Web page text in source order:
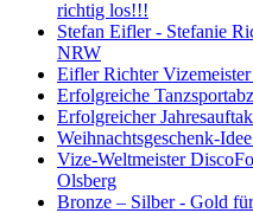
richtig los!!!
Stefan Eifler - Stefanie
NRW
Eifler Richter
Erfolgreiche
Erfolgreicher
Weihnachtsgeschenk-
Vize-Weltmeister
Olsberg
Bronze – Silber - Gold